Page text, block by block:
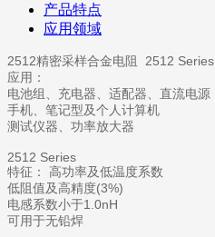
产品特点
应用领域
2512精密采样合金电阻 2512 Series
应用：
电池组、充电器、适配器、直流电源
手机、笔记型及个人计算机
测试仪器、功率放大器
2512 Series
特征： 高功率及低温度系数
低阻值及高精度(3%)
电感系数小于1.0nH
可用于无铅焊